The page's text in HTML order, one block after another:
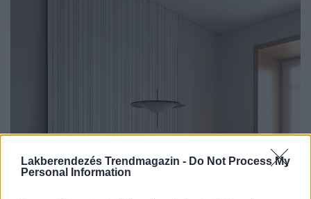
Lakberendezés Trendmagazin - Do Not Process My
Personal Information